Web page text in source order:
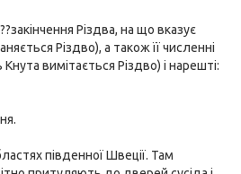
Різдва, на що вказує
Різдво), а також її численні
вимітається Різдво) і нарешті:
південної Швеції. Там